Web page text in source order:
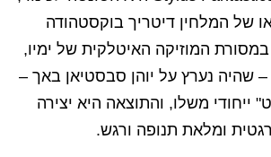
של המלחין דיטריך בוקסטהודה
המוזיקה האיטלקית של ימיו,
שהיה נערץ על יוהן סבסטיאן באך –
ייחודי משלו, והתוצאה היא יצירה
ומלאת תנופה ורגש.